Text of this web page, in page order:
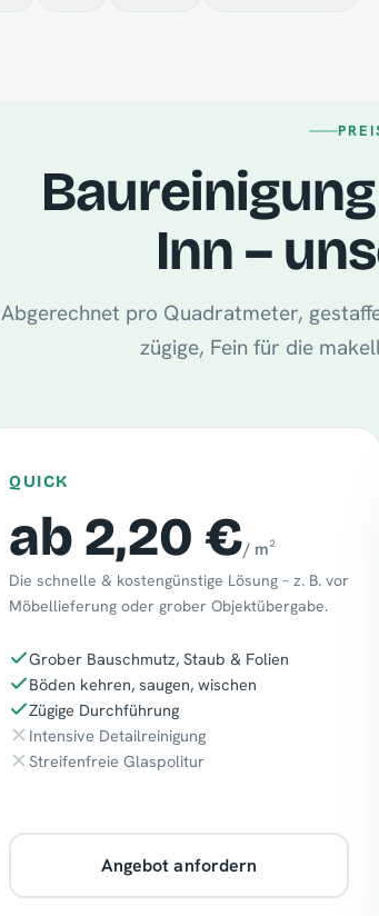
Inn –
Abgerechnet pro Quadratmeter,
zügige, Fein für die
QUICK
ab 2,20 €/ m²
Die schnelle & kostengünstige Lösung – z. B. vor
Möbellieferung oder grober Objektübergabe.
Grober Bauschmutz, Staub & Folien
Böden kehren, saugen, wischen
Zügige Durchführung
Intensive Detailreinigung
Streifenfreie Glaspolitur
Angebot anfordern